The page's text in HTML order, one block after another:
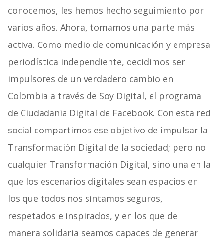
conocemos, les hemos hecho seguimiento por
varios años. Ahora, tomamos una parte más
activa. Como medio de comunicación y empresa
periodística independiente, decidimos ser
impulsores de un verdadero cambio en
Colombia a través de Soy Digital, el programa
de Ciudadanía Digital de Facebook. Con esta red
social compartimos ese objetivo de impulsar la
Transformación Digital de la sociedad; pero no
cualquier Transformación Digital, sino una en la
que los escenarios digitales sean espacios en
los que todos nos sintamos seguros,
respetados e inspirados, y en los que de
manera solidaria seamos capaces de generar